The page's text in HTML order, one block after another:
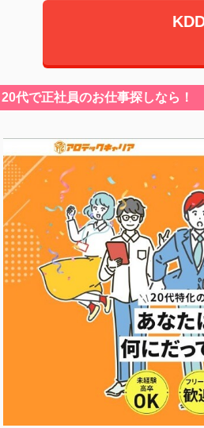
20代で正社員のお仕事探しなら！